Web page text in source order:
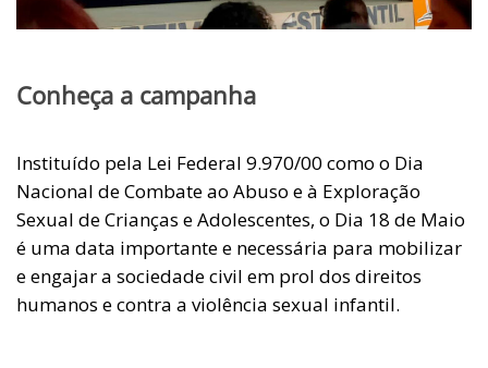
Conheça a campanha
Instituído pela Lei Federal 9.970/00 como o Dia
Nacional de Combate ao Abuso e à Exploração
Sexual de Crianças e Adolescentes, o Dia 18 de Maio
é uma data importante e necessária para mobilizar
e engajar a sociedade civil em prol dos direitos
humanos e contra a violência sexual infantil.